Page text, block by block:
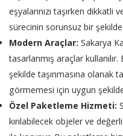
eşyalarınızı taşırken dikkatli
sürecinin sorunsuz bir
Modern Araçlar: Sakarya
tasarlanmış araçlar
şekilde taşınmasına olanak
görmemesi için uygun
Özel Paketleme Hizmeti:
kırılabilecek objeler ve